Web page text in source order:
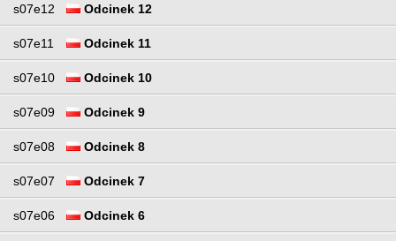
s07e12 Odcinek 12
s07e11 Odcinek 11
s07e10 Odcinek 10
s07e09 Odcinek 9
s07e08 Odcinek 8
s07e07 Odcinek 7
s07e06 Odcinek 6